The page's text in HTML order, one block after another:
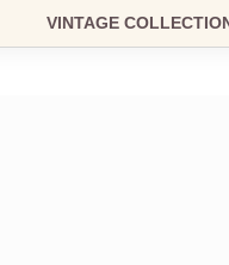
VINTAGE